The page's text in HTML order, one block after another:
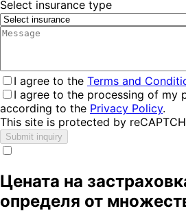
Select insurance type
I agree to the Terms and
I agree to the processing of my
according to the Privacy Policy.
This site is protected by
Submit inquiry
Цената на
определя от